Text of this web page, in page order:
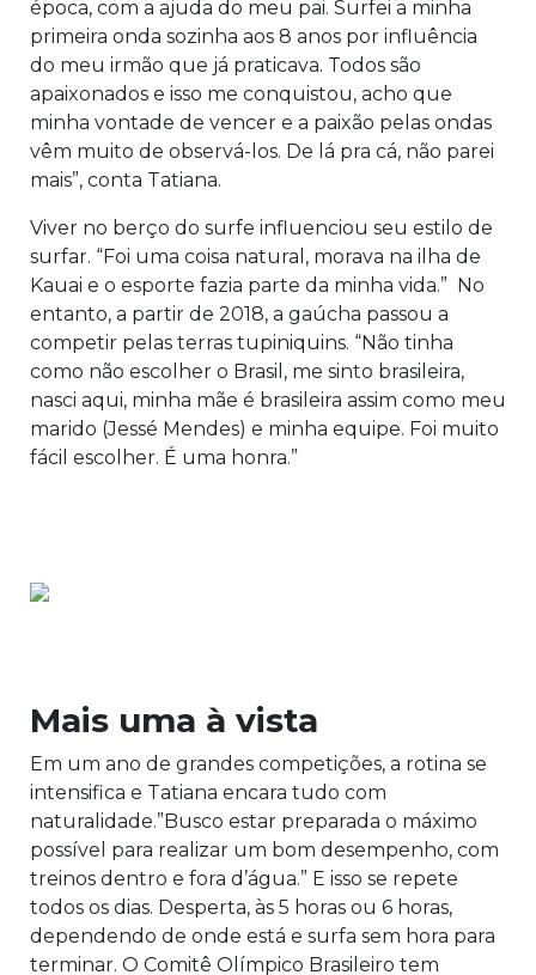
época, com a ajuda do meu pai. Surfei a minha
primeira onda sozinha aos 8 anos por influência
do meu irmão que já praticava. Todos são
apaixonados e isso me conquistou, acho que
minha vontade de vencer e a paixão pelas ondas
vêm muito de observá-los. De lá pra cá, não parei
mais”, conta Tatiana.
Viver no berço do surfe influenciou seu estilo de
surfar. “Foi uma coisa natural, morava na ilha de
Kauai e o esporte fazia parte da minha vida.” No
entanto, a partir de 2018, a gaúcha passou a
competir pelas terras tupiniquins. “Não tinha
como não escolher o Brasil, me sinto brasileira,
nasci aqui, minha mãe é brasileira assim como meu
marido (Jessé Mendes) e minha equipe. Foi muito
fácil escolher. É uma honra.”
Mais uma à vista
Em um ano de grandes competições, a rotina se
intensifica e Tatiana encara tudo com
naturalidade.”Busco estar preparada o máximo
possível para realizar um bom desempenho, com
treinos dentro e fora d’água.” E isso se repete
todos os dias. Desperta, às 5 horas ou 6 horas,
dependendo de onde está e surfa sem hora para
terminar. O Comitê Olímpico Brasileiro tem